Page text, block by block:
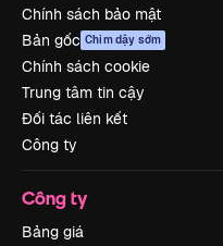
Chính sách bảo mật
Bản gốc Chim dậy sớm
Chính sách cookie
Trung tâm tin cậy
Đối tác liên kết
Công ty
Công ty
Bảng giá